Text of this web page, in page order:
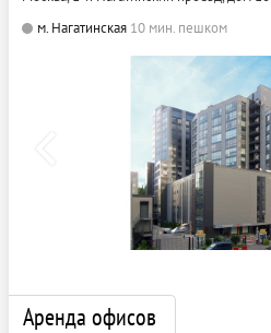
м. Нагатинская 10 мин. пешком
Аренда офисов